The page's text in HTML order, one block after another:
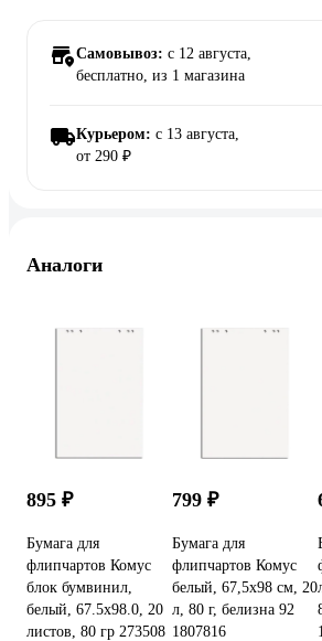
Самовывоз: c 12 августа,
бесплатно, из 1 магазина
Курьером: c 13 августа,
от 290 ₽
Аналоги
895 ₽
Бумага для
флипчартов Комус
блок бумвинил,
белый, 67.5x98.0, 20
листов, 80 гр 273508
799 ₽
Бумага для
флипчартов Комус
белый, 67,5x98 см, 20
л, 80 г, белизна 92
1807816